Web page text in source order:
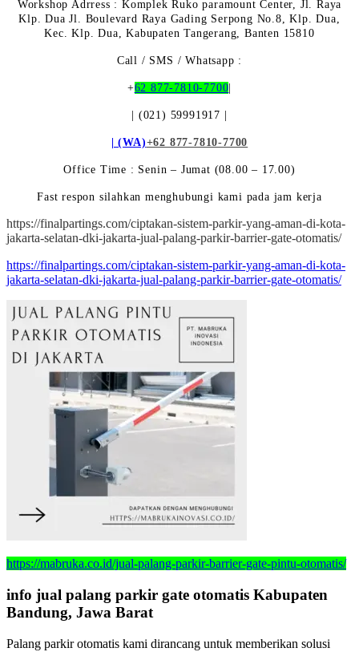
Workshop Adrress : Komplek Ruko paramount Center, Jl. Raya
Klp. Dua Jl. Boulevard Raya Gading Serpong No.8, Klp. Dua,
Kec. Klp. Dua, Kabupaten Tangerang, Banten 15810
Call / SMS / Whatsapp :
+62 877-7810-7700
| (021) 59991917 |
| (WA)+62 877-7810-7700
Office Time : Senin – Jumat (08.00 – 17.00)
Fast respon silahkan menghubungi kami pada jam kerja
https://finalpartings.com/ciptakan-sistem-parkir-yang-aman-di-kota-
jakarta-selatan-dki-jakarta-jual-palang-parkir-barrier-gate-otomatis/
https://finalpartings.com/ciptakan-sistem-parkir-yang-aman-di-kota-
jakarta-selatan-dki-jakarta-jual-palang-parkir-barrier-gate-otomatis/
https://mabruka.co.id/jual-palang-parkir-barrier-gate-pintu-otomatis/
info jual palang parkir gate otomatis Kabupaten
Bandung, Jawa Barat
Palang parkir otomatis kami dirancang untuk memberikan solusi